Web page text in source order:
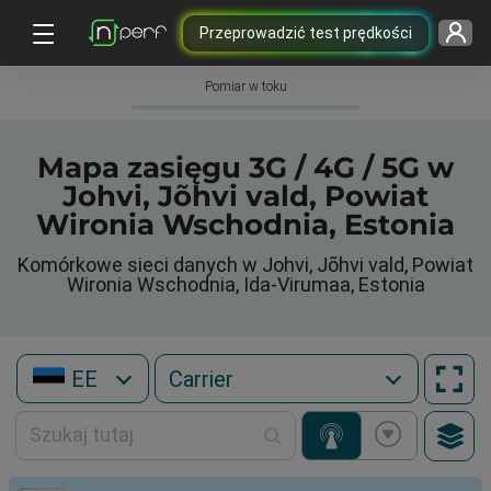
Przeprowadzić test prędkości
Pomiar w toku
Mapa zasięgu 3G / 4G / 5G w
Johvi, Jõhvi vald, Powiat
Wironia Wschodnia, Estonia
Komórkowe sieci danych w Johvi, Jõhvi vald, Powiat
Wironia Wschodnia, Ida-Virumaa, Estonia
EE